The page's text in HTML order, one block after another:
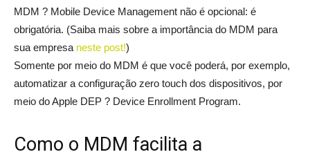
MDM ? Mobile Device Management não é opcional: é
obrigatória. (Saiba mais sobre a importância do MDM para
sua empresa neste post!)
Somente por meio do MDM é que você poderá, por exemplo,
automatizar a configuração zero touch dos dispositivos, por
meio do Apple DEP ? Device Enrollment Program.
Como o MDM facilita a